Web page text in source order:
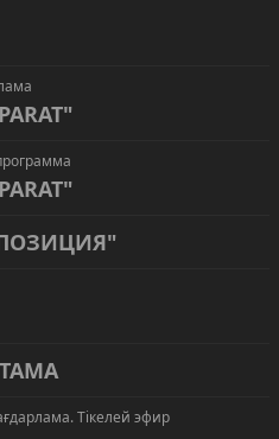
Тікелей эфир